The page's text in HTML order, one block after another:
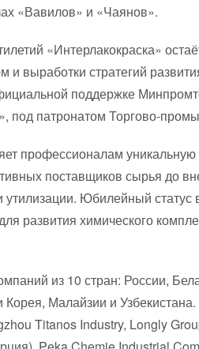
«Вавилов» и «Чаянов».
«Интерлакокраска»
и выработки стратегий
поддержке
под патронатом Торгово-
профессионалам
поставщиков сырья до
Юбилейный статус
развития химического
из 10 стран: России,
Корея, Малайзии и
Titanos Industry, Longly